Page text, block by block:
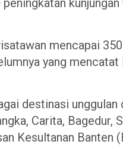
mencapai
yang mencatat
destinasi
Carita, Bagedur,
Kesultanan Banten